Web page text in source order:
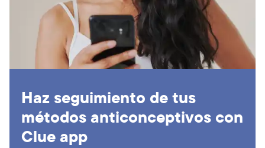
Haz seguimiento de tus
métodos anticonceptivos con
Clue app